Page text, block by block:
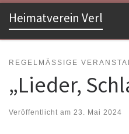
Zum Inhalt springen
Heimatverein Verl
REGELMÄSSIGE
„Lieder,
Veröffentlicht am 23. Mai 2024